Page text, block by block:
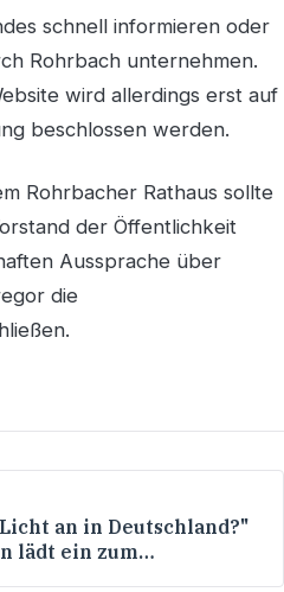
schnell informieren oder
Rohrbach unternehmen.
wird allerdings erst auf
beschlossen werden.
Rohrbacher Rathaus sollte
der Öffentlichkeit
Aussprache über
die
an in Deutschland?"
lädt ein zum